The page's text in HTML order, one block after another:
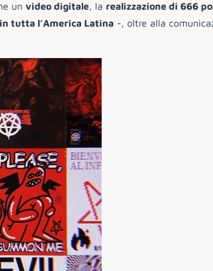
un video digitale, la realizzazione di 666
tutta l’America Latina -, oltre alla